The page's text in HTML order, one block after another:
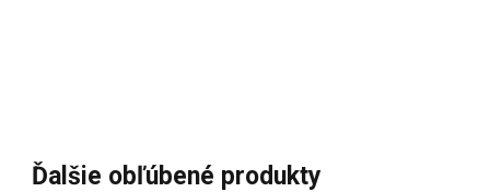
Ďalšie obľúbené produkty